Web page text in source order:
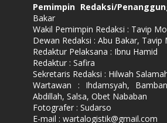
Pemimpin Redaksi/
Bakar
Wakil Pemimpin Redaksi : Tavip
Dewan Redaksi : Abu Bakar, Tavip
Redaktur Pelaksana : Ibnu Hamid
Redaktur : Safira
Sekretaris Redaksi : Hilwah
Wartawan : Ihdamsyah,
Abdillah, Salsa, Obet Nababan
Fotografer : Sudarso
E-mail : wartalogistik@gmail.com